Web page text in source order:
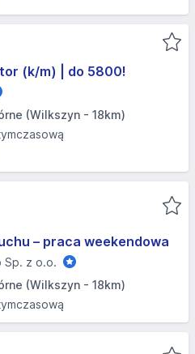
(k/m) | do 5800!
(Wilkszyn - 18km)
– praca weekendowa
Sp. z o.o.
(Wilkszyn - 18km)